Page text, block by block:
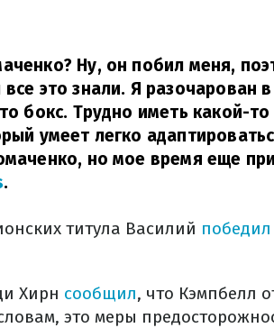
Ну, он побил меня,
это знали. Я разочарован
бокс. Трудно иметь какой-
умеет легко
но мое время еще
.
титула Василий победил
Хирн сообщил, что Кэмпбелл
это меры